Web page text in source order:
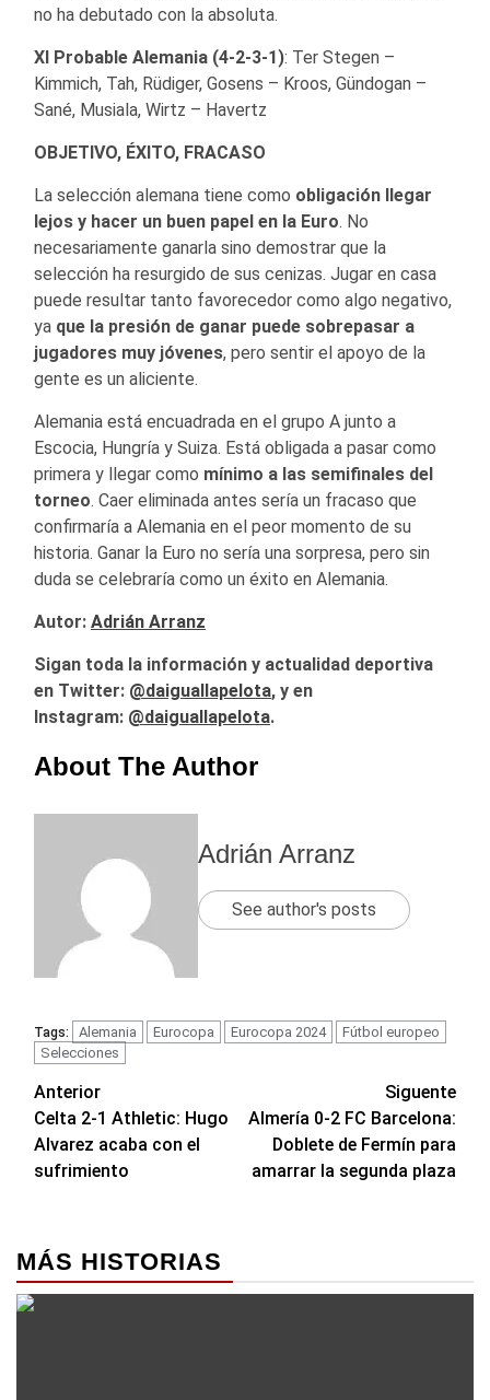
no ha debutado con la absoluta.
XI Probable Alemania (4-2-3-1): Ter Stegen –
Kimmich, Tah, Rüdiger, Gosens – Kroos, Gündogan –
Sané, Musiala, Wirtz – Havertz
OBJETIVO, ÉXITO, FRACASO
La selección alemana tiene como obligación llegar
lejos y hacer un buen papel en la Euro. No
necesariamente ganarla sino demostrar que la
selección ha resurgido de sus cenizas. Jugar en casa
puede resultar tanto favorecedor como algo negativo,
ya que la presión de ganar puede sobrepasar a
jugadores muy jóvenes, pero sentir el apoyo de la
gente es un aliciente.
Alemania está encuadrada en el grupo A junto a
Escocia, Hungría y Suiza. Está obligada a pasar como
primera y llegar como mínimo a las semifinales del
torneo. Caer eliminada antes sería un fracaso que
confirmaría a Alemania en el peor momento de su
historia. Ganar la Euro no sería una sorpresa, pero sin
duda se celebraría como un éxito en Alemania.
Autor: Adrián Arranz
Sigan toda la información y actualidad deportiva
en Twitter: @daiguallapelota, y en
Instagram: @daiguallapelota.
About The Author
Adrián Arranz
See author's posts
Tags: Alemania Eurocopa Eurocopa 2024
Fútbol europeo
Selecciones
Navegación
de
entradas
Anterior
Celta 2-1 Athletic: Hugo
Alvarez acaba con el
sufrimiento
Siguente
Almería 0-2 FC Barcelona:
Doblete de Fermín para
amarrar la segunda plaza
MÁS HISTORIAS